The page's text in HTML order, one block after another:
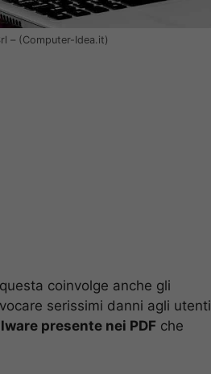
– (Computer-Idea.it)
coinvolge anche gli
serissimi danni agli utenti
presente nei PDF che